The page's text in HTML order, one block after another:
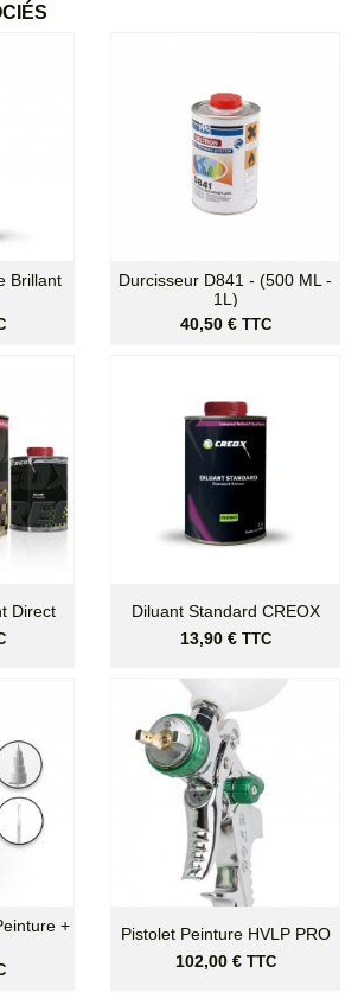
Brillant
Durcisseur D841 - (500 ML -
1L)
Prix
40,50 € TTC
Direct Diluant Standard CREOX
Prix
13,90 € TTC
+
Pistolet Peinture HVLP PRO
Prix
102,00 € TTC